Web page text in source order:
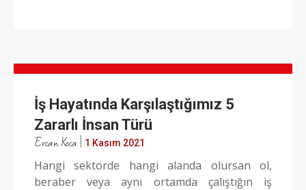
İş Hayatında Karşılaştığımız 5
Zararlı İnsan Türü
Ercan Koca | 1 Kasım 2021
Hangi sektörde hangi alanda olursan ol,
beraber veya aynı ortamda çalıştığın iş